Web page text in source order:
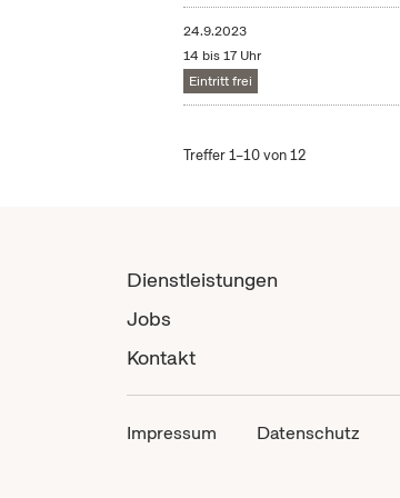
24.9.2023
14 bis 17 Uhr
Eintritt frei
Treffer 1–10 von 12
Dienstleistungen
Jobs
Kontakt
Impressum Datenschutz